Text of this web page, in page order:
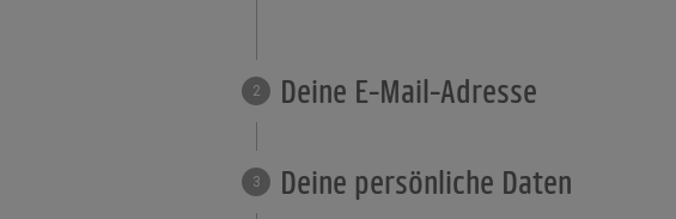
2 Deine E-Mail-Adresse
3 Deine persönliche Daten